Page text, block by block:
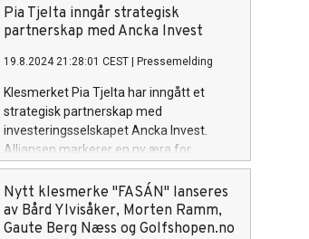
konferansen «På innsida av krafta».
Pia Tjelta inngår strategisk
partnerskap med Ancka Invest
19.8.2024 21:28:01 CEST Pressemelding
Klesmerket Pia Tjelta har inngått et
strategisk partnerskap med
investeringsselskapet Ancka Invest.
Alliansen markerer en ny æra for
klesmerket og merkevaren Pia Tjelta.
Nytt klesmerke "FASÁN" lanseres
av Bård Ylvisåker, Morten Ramm,
Gaute Berg Næss og Golfshopen.no